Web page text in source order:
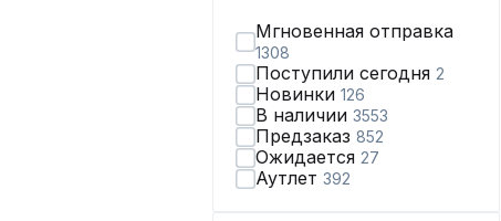
Мгновенная отправка
1308
Поступили сегодня 2
Новинки 126
В наличии 3553
Предзаказ 852
Ожидается 27
Аутлет 392